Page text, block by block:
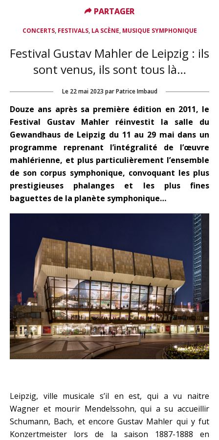
CONCERTS, FESTIVALS, LA SCÈNE, MUSIQUE SYMPHONIQUE
Festival Gustav Mahler de Leipzig : ils
sont venus, ils sont tous là…
Le 22 mai 2023 par Patrice Imbaud
Douze ans après sa première édition en 2011, le
Festival Gustav Mahler réinvestit la salle du
Gewandhaus de Leipzig du 11 au 29 mai dans un
programme reprenant l’intégralité de l’œuvre
mahlérienne, et plus particulièrement l’ensemble
de son corpus symphonique, convoquant les plus
prestigieuses phalanges et les plus fines
baguettes de la planète symphonique…
Leipzig, ville musicale s’il en est, qui a vu naitre
Wagner et mourir Mendelssohn, qui a su accueillir
Schumann, Bach, et encore Gustav Mahler qui y fut
Konzertmeister lors de la saison 1887-1888 en
PARTAGER
PARTAGER